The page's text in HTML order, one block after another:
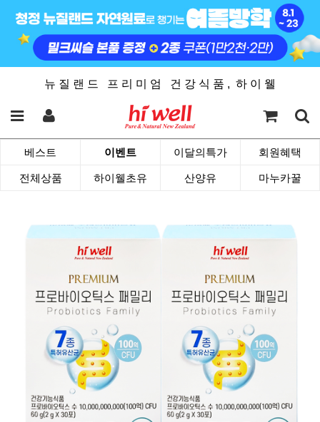
뉴 질 랜 드 프 리 미 엄 건 강 식 품 , 하 이 웰
베스트 이벤트 이달의특가 회원혜택
전체상품 하이웰초유 산양유 마누카꿀